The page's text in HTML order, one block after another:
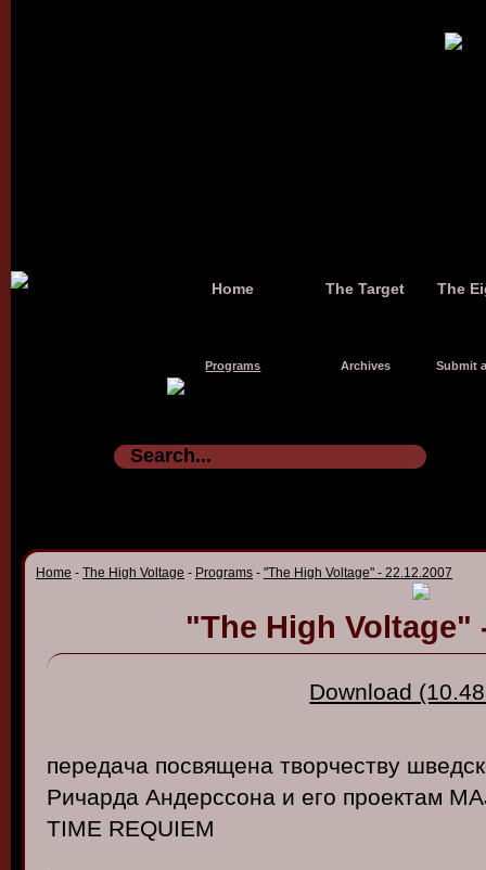
Home The Target The
Programs Archives Submit
Home - The High Voltage - Programs - "The High Voltage" - 22.12.2007
"The High Voltage"
Download
передача посвящена творчеству шв
Ричарда Андерссона и его проектам
TIME REQUIEM